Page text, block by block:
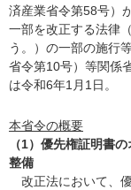
済産業省令第58号）
一部を改正する法律
う。）の一部の施行
省令第10号）等関係
は令和6年1月1日。
本省令の概要
（1）優先権証明書
整備
改正法において、